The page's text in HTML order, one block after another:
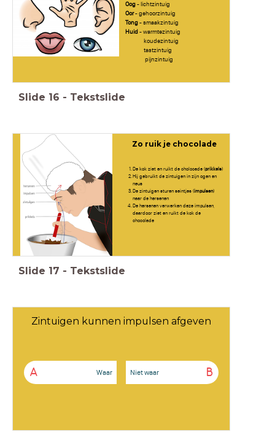
Oog- lichtzintuig
Oor- gehoorzintuig
Tong- smaakzintuig
Huid- warmtezintuig
koudezintuig
tastzintuig
pijnzintuig
Slide 16 - Tekstslide
Zo ruik je chocolade
De kok ziet en ruikt de cholocade (prikkels)
Hij gebruikt de zintuigen in zijn ogen en
neus
De zintuigen sturen seintjes (impulsen)
naar de hersenen
De hersenen verwerken deze impulsen,
daardoor ziet en ruikt de kok de
chocolade
Slide 17 - Tekstslide
Zintuigen kunnen impulsen afgeven
A Waar B
Niet waar